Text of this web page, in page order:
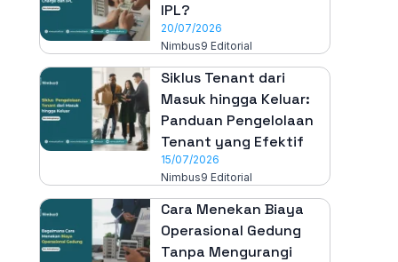
IPL?
20/07/2026
Nimbus9 Editorial
Siklus Tenant dari
Masuk hingga Keluar:
Panduan Pengelolaan
Tenant yang Efektif
15/07/2026
Nimbus9 Editorial
Cara Menekan Biaya
Operasional Gedung
Tanpa Mengurangi